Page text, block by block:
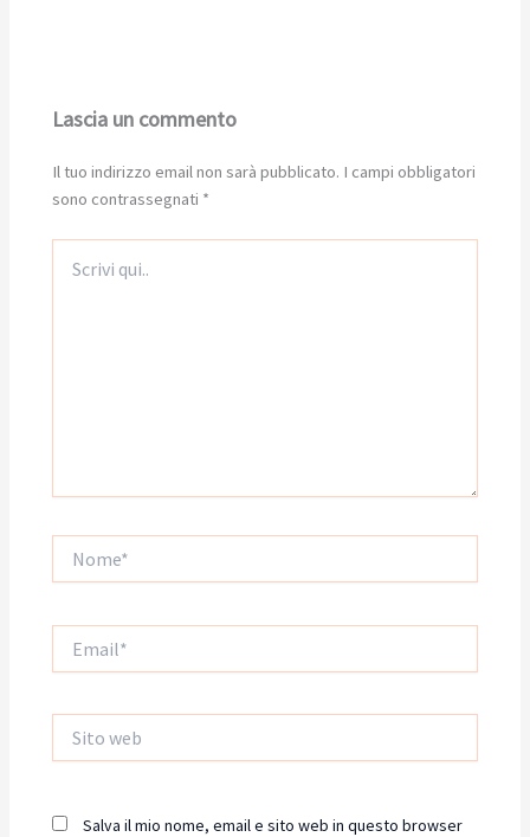
Lascia un commento
Il tuo indirizzo email non sarà pubblicato. I campi obbligatori
sono contrassegnati *
qui..
web
Salva il mio nome, email e sito web in questo browser